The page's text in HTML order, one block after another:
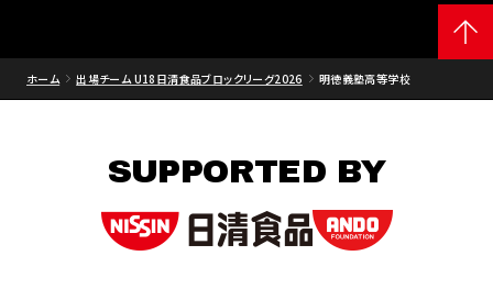
ホーム 出場チーム U18日清食品ブロックリーグ2026 明徳義塾高等学校
SUPPORTED BY